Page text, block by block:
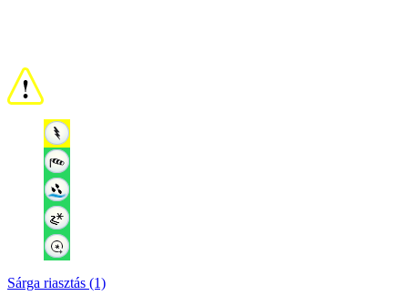
Sárga riasztás (1)